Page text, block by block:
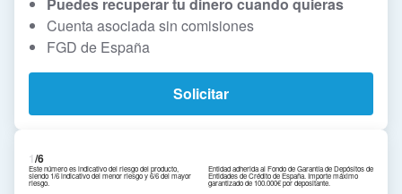
Puedes recuperar tu dinero cuando quieras
Cuenta asociada sin comisiones
FGD de España
Solicitar
1/6
Este número es indicativo del riesgo del producto,
siendo 1/6 indicativo del menor riesgo y 6/6 del mayor
riesgo.
Entidad adherida al Fondo de Garantía de Depósitos de
Entidades de Crédito de España. Importe máximo
garantizado de 100.000€ por depositante.